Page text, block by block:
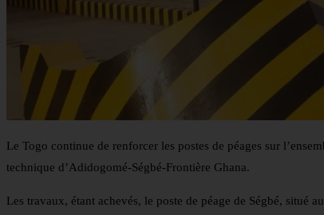
Le Togo continue de renforcer les postes de péages sur
technique d’Adidogomé-Ségbé-Frontière Ghana.
Les travaux, étant achevés, le poste de péage de Ségbé, situé